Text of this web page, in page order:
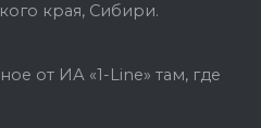
края, Сибири.
от ИА «1-Line» там, где